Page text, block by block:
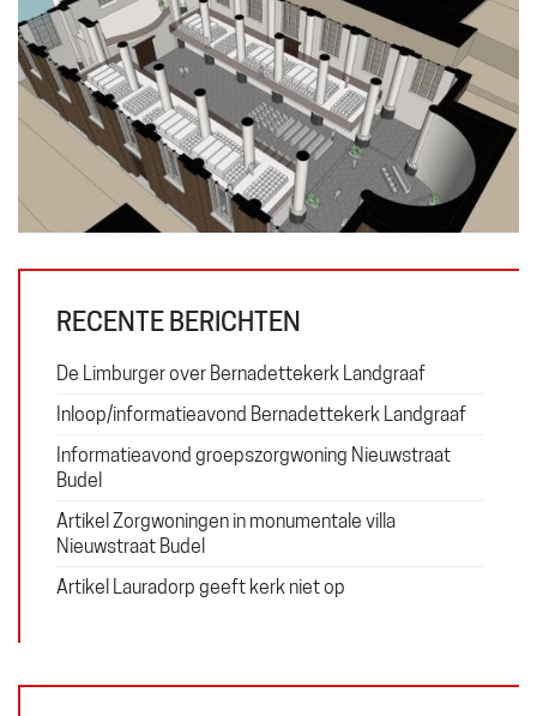
RECENTE BERICHTEN
De Limburger over Bernadettekerk Landgraaf
Inloop/informatieavond Bernadettekerk Landgraaf
Informatieavond groepszorgwoning Nieuwstraat
Budel
Artikel Zorgwoningen in monumentale villa
Nieuwstraat Budel
Artikel Lauradorp geeft kerk niet op
Over ons
Diensten
Projecten
Contact
Gebruiker
Exploitatie
Erfgoed
Wonen